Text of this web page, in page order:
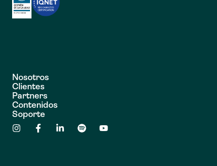
Nosotros
Clientes
Partners
Contenidos
Soporte